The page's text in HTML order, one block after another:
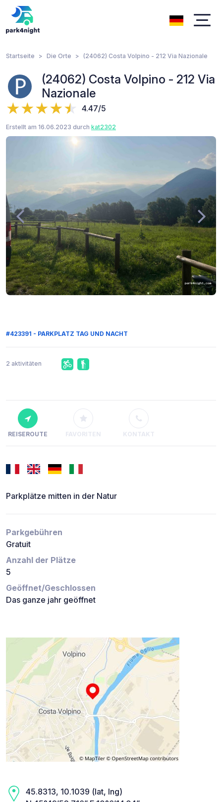
Startseite Die Orte (24062) Costa Volpino - 212 Via Nazionale
(24062) Costa Volpino - 212 Via
Nazionale
4.47/5
Erstellt am 16.06.2023 durch kat2302
#423391 - PARKPLATZ TAG UND NACHT
2 aktivitäten
REISEROUTE FAVORITEN KONTAKT
Parkplätze mitten in der Natur
Parkgebühren
Gratuit
Anzahl der Plätze
5
Geöffnet/Geschlossen
Das ganze jahr geöffnet
45.8313, 10.1039 (lat, lng)